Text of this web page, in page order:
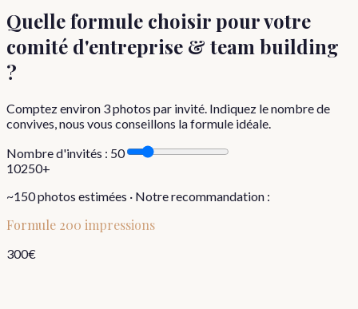
Quelle formule choisirpour votre
comité d'entreprise & team building
?
Comptez environ 3photos par invité. Indiquez le nombre de
convives, nous vous conseillons la formule idéale.
Nombre d'invités : 50
10250+
~150photos estimées · Notre recommandation :
Formule 200 impressions
300€